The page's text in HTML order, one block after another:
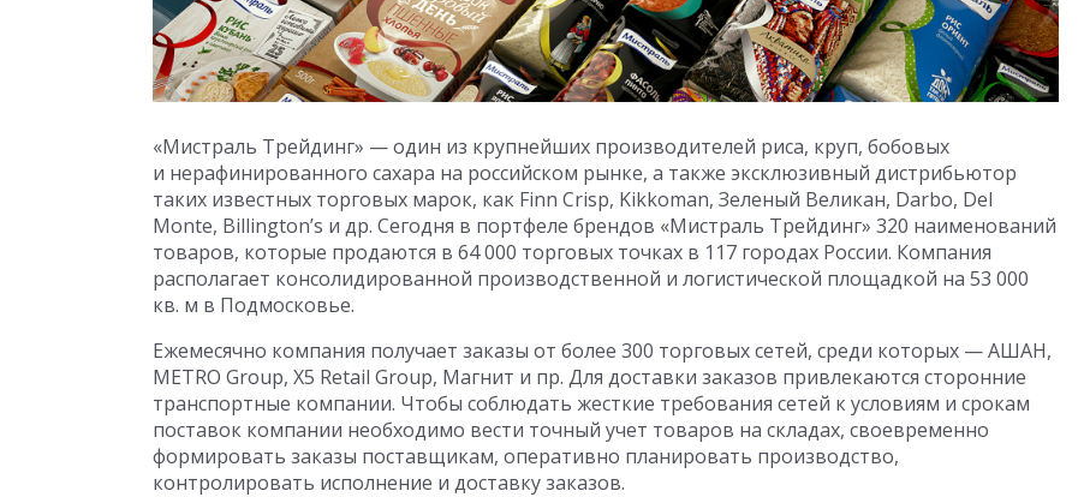
«Мистраль Трейдинг» — один из крупнейших производителей риса, круп, бобовых
и нерафинированного сахара на российском рынке, а также эксклюзивный дистрибьютор
таких известных торговых марок, как Finn Crisp, Kikkoman, Зеленый Великан, Darbo, Del
Monte, Billington’s и др. Сегодня в портфеле брендов «Мистраль Трейдинг» 320 наименований
товаров, которые продаются в 64 000 торговых точках в 117 городах России. Компания
располагает консолидированной производственной и логистической площадкой на 53 000
кв. м в Подмосковье.
Ежемесячно компания получает заказы от более 300 торговых сетей, среди которых — АШАН,
METRO Group, X5 Retail Group, Магнит и пр. Для доставки заказов привлекаются сторонние
транспортные компании. Чтобы соблюдать жесткие требования сетей к условиям и срокам
поставок компании необходимо вести точный учет товаров на складах, своевременно
формировать заказы поставщикам, оперативно планировать производство,
контролировать исполнение и доставку заказов.